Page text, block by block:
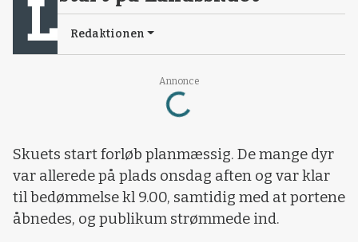
Annonce
Loading...
Redaktionen
Skuets start forløb planmæssig. De mange dyr
var allerede på plads onsdag aften og var klar
til bedømmelse kl 9.00, samtidig med at portene
åbnedes, og publikum strømmede ind.